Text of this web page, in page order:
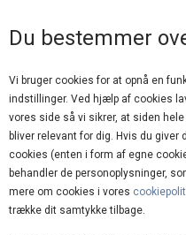
Du bestemmer
Vi bruger cookies for at opnå en
indstillinger. Ved hjælp af cookies
vores side så vi sikrer, at siden
bliver relevant for dig. Hvis du
cookies (enten i form af egne
behandler de personoplysninger,
mere om cookies i vores
trække dit samtykke tilbage.